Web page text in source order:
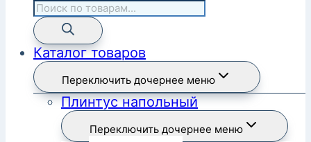
Каталог товаров
Переключить дочернее меню
Плинтус напольный
Переключить дочернее меню